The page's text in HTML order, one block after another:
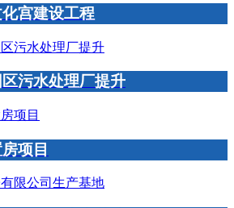
宫建设工程
污水处理厂提升
项目